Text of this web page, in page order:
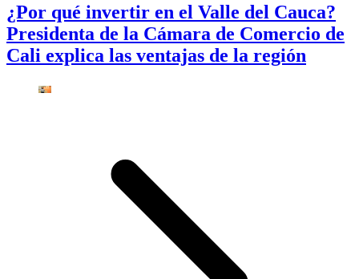
¿Por qué invertir en el Valle del Cauca?
Presidenta de la Cámara de Comercio de
Cali explica las ventajas de la región